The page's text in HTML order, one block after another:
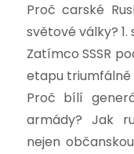
Proč carské
světové války? 1.
Zatímco SSSR
etapu triumfálně
Proč bílí
armády? Jak
nejen